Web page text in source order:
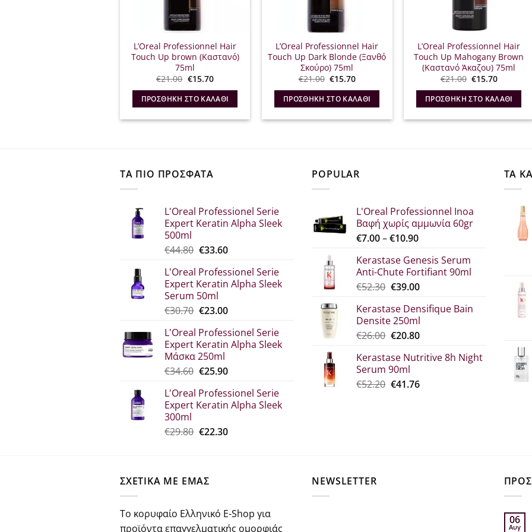
L’Oreal Professionnel Hair
Touch Up brown (Καστανό)
75ml
€21.00 Original
was:
€21.00.
€15.70Η
τιμή
είναι:
ΠΡΟΣΘΉΚΗ ΣΤΟ ΚΑΛΆΘΙ
L’Oreal Professionnel Hair
Touch Up Dark Blonde (Ξανθό
Σκούρο) 75ml
€21.00 Original
was:
€21.00.
€15.70Η
τιμή
είναι:
ΠΡΟΣΘΉΚΗ ΣΤΟ ΚΑΛΆΘΙ
L’Oreal Professionnel Hair
Touch Up Mahogany Brown
(Καστανό Άκαζου) 75ml
€21.00 Original
was:
€21.00.
€15.70Η
τιμή
είναι:
ΠΡΟΣΘΉΚΗ ΣΤΟ ΚΑΛΆΘΙ
ΤΑ ΠΙΟ ΠΡΟΣΦΑΤΑ
L'Oreal Professionel Serie
Expert Keratin Alpha Sleek
500ml
€44.80 Original
was:
€44.80.
€33.60Η
τιμή
είναι:
L'Oreal Professionel Serie
Expert Keratin Alpha Sleek
Serum 50ml
€30.70 Original
was:
€30.70.
€23.00Η
τιμή
είναι:
L'Oreal Professionel Serie
Expert Keratin Alpha Sleek
Μάσκα 250ml
€34.60 Original
was:
€34.60.
€25.90Η
τιμή
είναι:
L'Oreal Professionel Serie
Expert Keratin Alpha Sleek
300ml
€29.80 Original
€22.30Η
POPULAR
L'Oreal Professionnel Inoa
Βαφή χωρίς αμμωνία 60gr
€7.00–€10.90Price
€7.00
through
€10.90
Kerastase Genesis Serum
Anti-Chute Fortifiant 90ml
€52.30 Original
was:
€52.30.
€39.00Η
τιμή
είναι:
€39.00.
Kerastase Densifique Bain
Densite 250ml
€26.00 Original
was:
€26.00.
€20.80Η
τιμή
€20.80.
Kerastase Nutritive 8h Night
Serum 90ml
€52.20 Original
€41.76Η
ΤΑ
ΣΧΕΤΙΚΑ ΜΕ ΕΜΑΣ
Το κορυφαίο Ελληνικό E-Shop για
προϊόντα επαγγελματικής ομορφιάς
NEWSLETTER
06
Αυγ